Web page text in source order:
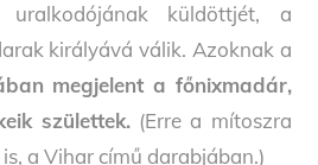
küldöttjét, a
királyává válik. Azoknak a
megjelent a főnixmadár,
születtek.(Erre a mítoszra
a Vihar című darabjában.)